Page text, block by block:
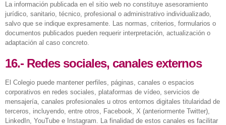
La información publicada en el sitio web no constituye asesoramiento
jurídico, sanitario, técnico, profesional o administrativo individualizado,
salvo que se indique expresamente. Las normas, criterios, formularios o
documentos publicados pueden requerir interpretación, actualización o
adaptación al caso concreto.
16.- Redes sociales, canales externos
El Colegio puede mantener perfiles, páginas, canales o espacios
corporativos en redes sociales, plataformas de vídeo, servicios de
mensajería, canales profesionales u otros entornos digitales titularidad de
terceros, incluyendo, entre otros, Facebook, X (anteriormente Twitter),
LinkedIn, YouTube e Instagram. La finalidad de estos canales es facilitar